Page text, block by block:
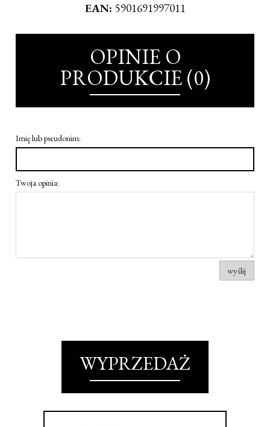
EAN: 5901691997011
OPINIE O
PRODUKCIE (0)
Imię lub pseudonim:
Twoja opinia:
wyślij
WYPRZEDAŻ